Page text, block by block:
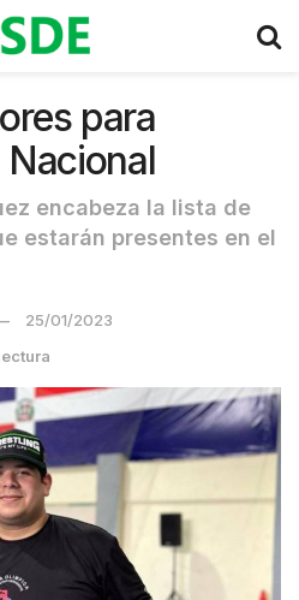
para
encabeza la lista de
estarán presentes en el
25/01/2023